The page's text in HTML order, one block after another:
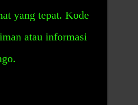
yang tepat. Kode
atau informasi